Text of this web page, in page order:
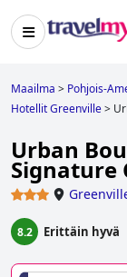
Maailma > Pohjois-
Hotellit Greenville>
Urban
Signature
8.2 Erittäin hyvä